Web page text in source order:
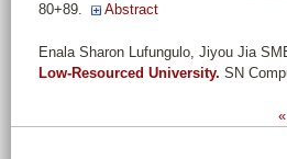
80+89.
Abstract
Enala Sharon Lufungulo, Jiyou Jia
Low‑Resourced University. SN